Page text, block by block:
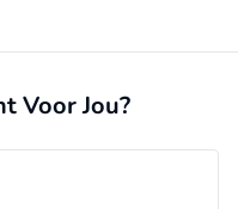
Voor Jou?